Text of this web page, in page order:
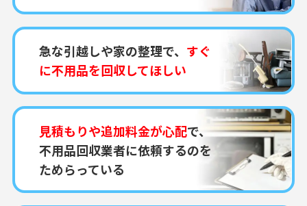
急な引越しや家の整理で、 すぐ
に不用品を回収してほしい
見積もりや追加料金が心配で、
不用品回収業者に依頼するのを
ためらっている